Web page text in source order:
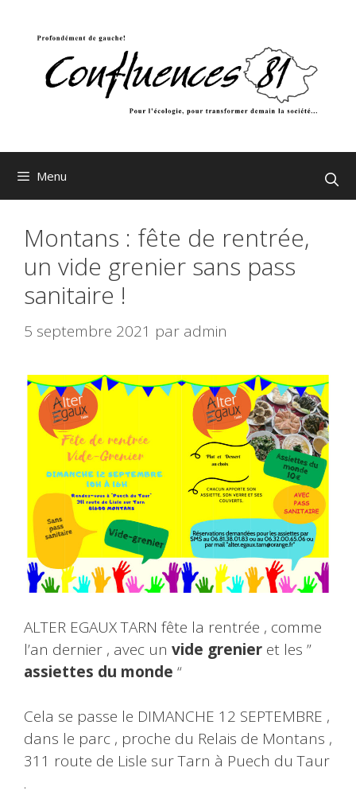
Menu
Montans : fête de rentrée,
un vide grenier sans pass
sanitaire !
5 septembre 2021 par admin
ALTER EGAUX TARN fête la rentrée , comme
l’an dernier , avec un vide grenier et les ”
assiettes du monde “
Cela se passe le DIMANCHE 12 SEPTEMBRE ,
dans le parc , proche du Relais de Montans ,
311 route de Lisle sur Tarn à Puech du Taur
.